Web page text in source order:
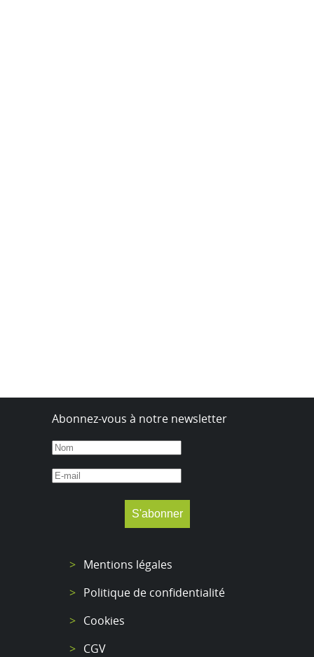
Abonnez-vous à notre newsletter
Mentions légales
Politique de confidentialité
Cookies
CGV